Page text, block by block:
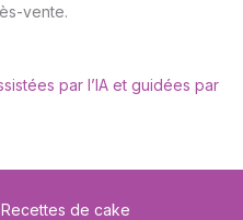
vente.
par l’IA et guidées par
de cake